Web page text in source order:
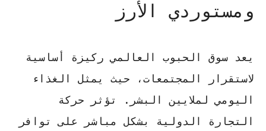
ومستوردي الأرز
يعد سوق الحبوب العالمي ركيزة أساسية
لاستقرار المجتمعات، حيث يمثل الغذاء
اليومي لملايين البشر.
تؤثر حركة
التجارة الدولية بشكل مباشر على توافر